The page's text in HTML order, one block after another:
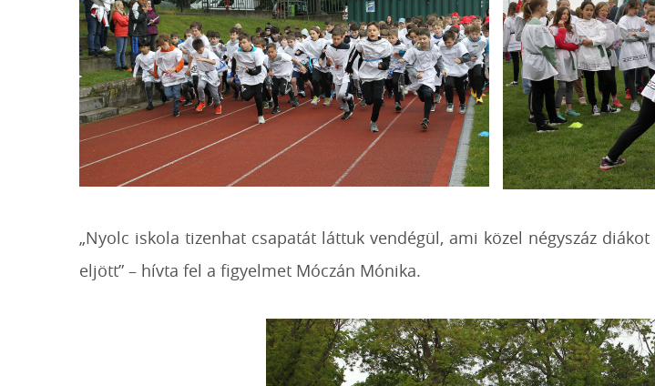
„Nyolc iskola tizenhat csapatát láttuk vendégül, ami közel négyszáz
eljött” – hívta fel a figyelmet Móczán Mónika.